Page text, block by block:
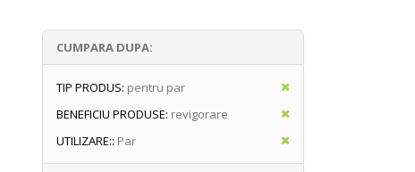
CUMPARA DUPA:
TIP PRODUS: pentru par
BENEFICIU PRODUSE: revigorare
UTILIZARE:: Par